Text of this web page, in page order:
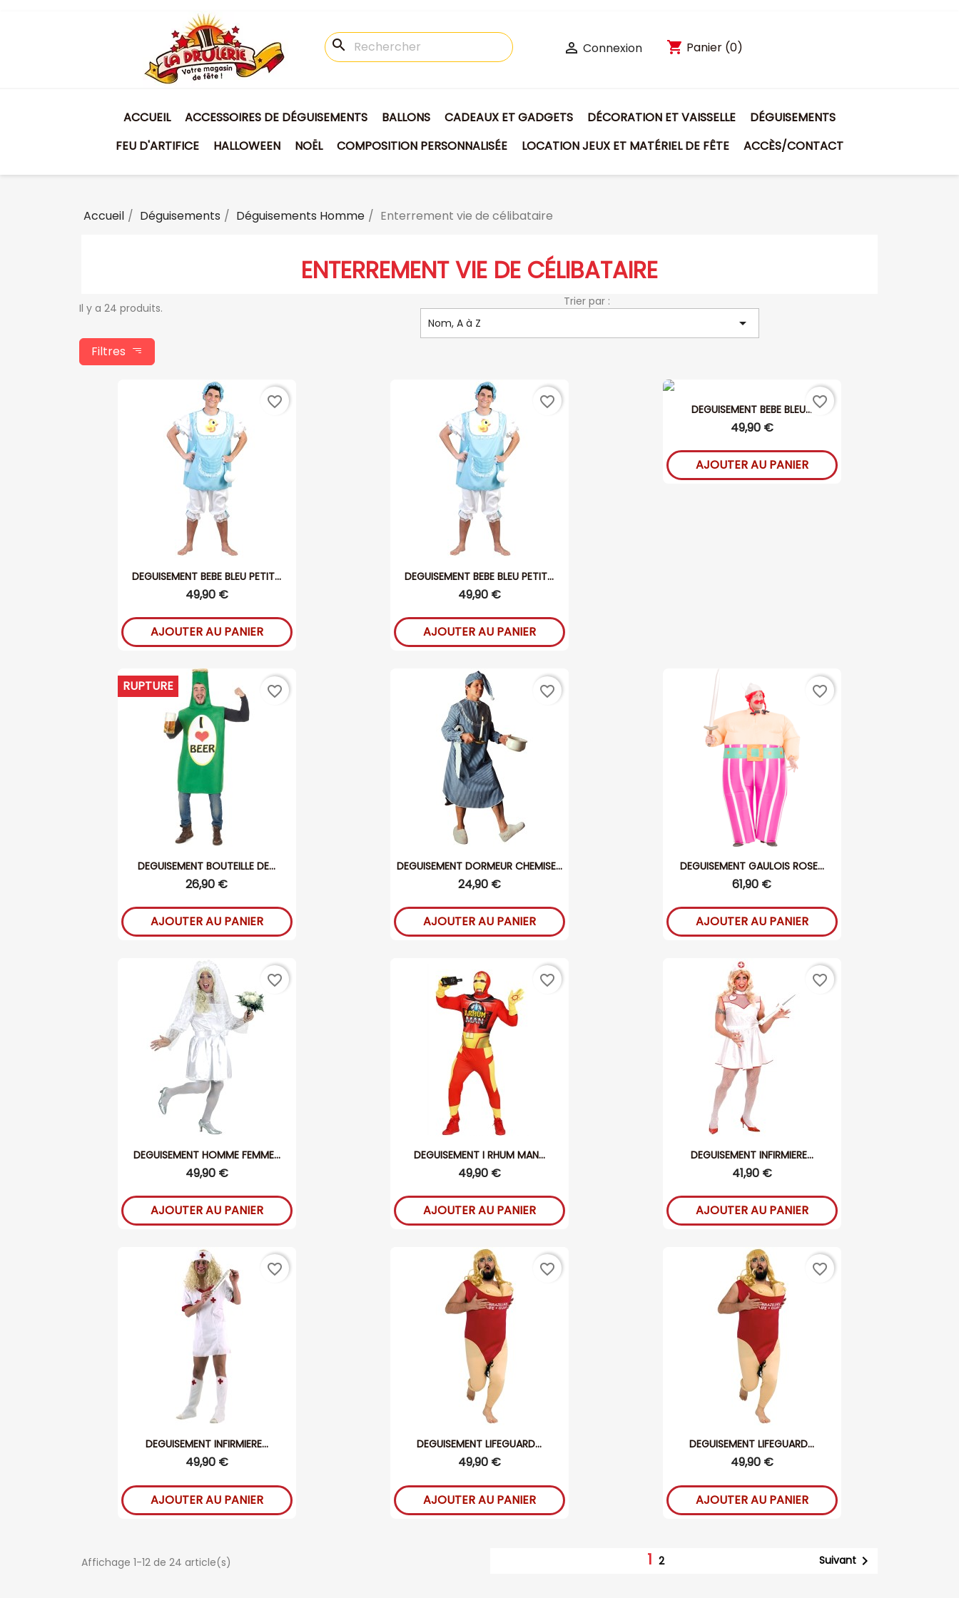
search  Connexion shopping_cart Panier (0)
ACCUEIL ACCESSOIRES DE DÉGUISEMENTS BALLONS CADEAUX ET GADGETS DÉCORATION ET VAISSELLE
DÉGUISEMENTS
FEU D'ARTIFICE
HALLOWEEN NOËL COMPOSITION PERSONNALISÉE LOCATION JEUX ET MATÉRIEL DE FÊTE ACCÈS/CONTACT
Accueil Déguisements Déguisements Homme Enterrement vie de célibataire
ENTERREMENT VIE DE CÉLIBATAIRE
Il y a 24 produits.
Filtres
Trier par :
Nom, A à Z

DEGUISEMENT BEBE BLEU PETIT...
49,90 €
AJOUTER AU PANIER
favorite_border
DEGUISEMENT BEBE BLEU PETIT...
49,90 €
AJOUTER AU PANIER
favorite_border DEGUISEMENT BEBE BLEU...
49,90 €
AJOUTER AU PANIER
favorite_border
DEGUISEMENT BOUTEILLE DE...
26,90 €
RUPTURE
AJOUTER AU PANIER
favorite_border
DEGUISEMENT DORMEUR CHEMISE...
24,90 €
AJOUTER AU PANIER
favorite_border
DEGUISEMENT GAULOIS ROSE...
61,90 €
AJOUTER AU PANIER
favorite_border
DEGUISEMENT HOMME FEMME...
49,90 €
AJOUTER AU PANIER
favorite_border
DEGUISEMENT I RHUM MAN...
49,90 €
AJOUTER AU PANIER
favorite_border
DEGUISEMENT INFIRMIERE...
41,90 €
AJOUTER AU PANIER
favorite_border
DEGUISEMENT INFIRMIERE...
49,90 €
AJOUTER AU PANIER
favorite_border
DEGUISEMENT LIFEGUARD...
49,90 €
AJOUTER AU PANIER
favorite_border
DEGUISEMENT LIFEGUARD...
49,90 €
AJOUTER AU PANIER
favorite_border
Affichage 1-12 de 24 article(s) 12 Suivant